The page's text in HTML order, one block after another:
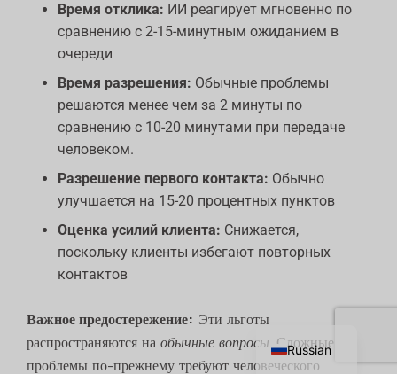
Время отклика: ИИ реагирует мгновенно по
сравнению с 2-15-минутным ожиданием в
очереди
Время разрешения: Обычные проблемы
решаются менее чем за 2 минуты по
сравнению с 10-20 минутами при передаче
человеком.
Разрешение первого контакта: Обычно
улучшается на 15-20 процентных пунктов
Оценка усилий клиента: Снижается,
поскольку клиенты избегают повторных
контактов
Важное предостережение: Эти льготы
распространяются на обычные вопросы . Сложные
проблемы по-прежнему требуют человеческого
Russian